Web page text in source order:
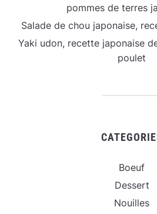
pommes de terres
Salade de chou japonaise,
Yaki udon, recette japonaise
poulet
Boeuf
Dessert
Nouilles